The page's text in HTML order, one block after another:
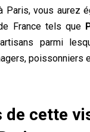
Paris, vous
France tels que
parmi
poissonniers
cette